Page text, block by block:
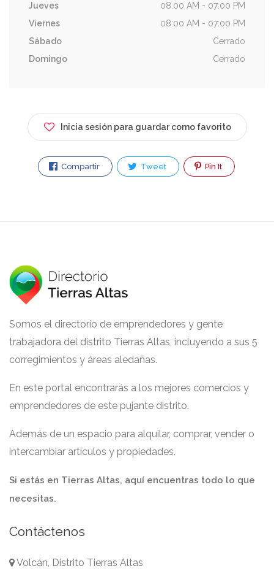
Jueves
08:00 AM - 07:00 PM
Viernes
08:00 AM - 07:00 PM
Sábado
Cerrado
Domingo
Cerrado
Inicia sesión para guardar como favorito
Compartir Tweet Pin It
Somos el directorio de emprendedores y gente
trabajadora del distrito Tierras Altas, incluyendo a sus 5
corregimientos y áreas aledañas.
En este portal encontrarás a los mejores comercios y
emprendedores de este pujante distrito.
Además de un espacio para alquilar, comprar, vender o
intercambiar artículos y propiedades.
Si estás en Tierras Altas, aquí encuentras todo lo que
necesitas.
Contáctenos
Volcán, Distrito Tierras Altas